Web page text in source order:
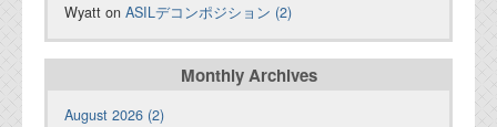
Wyatt on ASILデコンポジション (2)
Monthly Archives
August 2026 (2)